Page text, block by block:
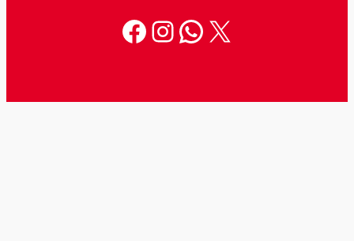
Facebook
Instagram
WhatsApp
X